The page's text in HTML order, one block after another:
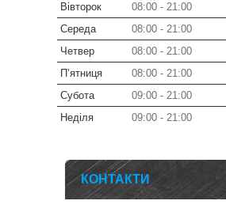
Вівторок
08:00
21:00
Середа
08:00
21:00
Четвер
08:00
21:00
Пʼятниця
08:00
21:00
Субота
09:00
21:00
Неділя
09:00 21:00
КОНТАКТИ